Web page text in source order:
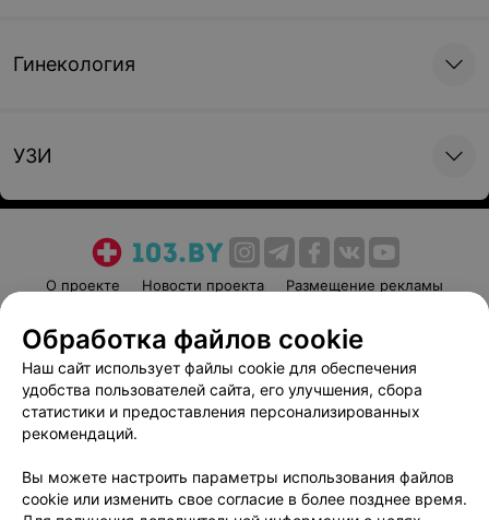
Гинекология
УЗИ
О проекте Новости проекта
Размещение рекламы
Пользовательское соглашение
Способы оплаты
Вакансии
Партнеры
Написать руководителю 103.by
Обработка персональных данных
Обработка файлов cookie
Наш сайт использует файлы cookie для обеспечения
удобства пользователей сайта, его улучшения, сбора
статистики и предоставления персонализированных
рекомендаций.
Вы можете настроить параметры использования файлов
cookie или изменить свое согласие в более позднее время.